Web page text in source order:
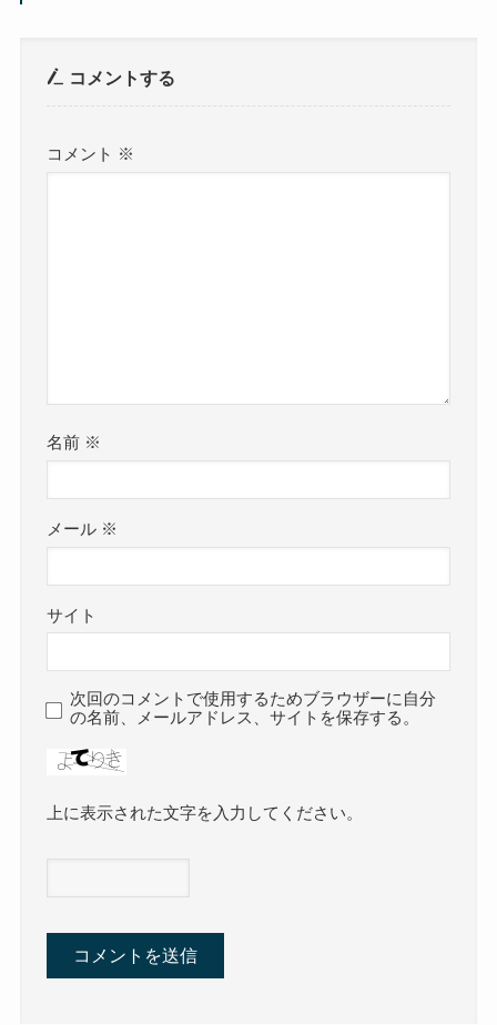
コメントする
コメント ※
名前 ※
メール ※
サイト
次回のコメントで使用するためブラウザーに自分
の名前、メールアドレス、サイトを保存する。
上に表示された文字を入力してください。